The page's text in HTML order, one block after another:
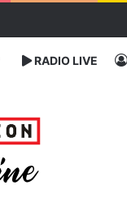
RADIO LIVE